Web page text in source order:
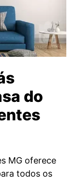
do
MG oferece
todos os